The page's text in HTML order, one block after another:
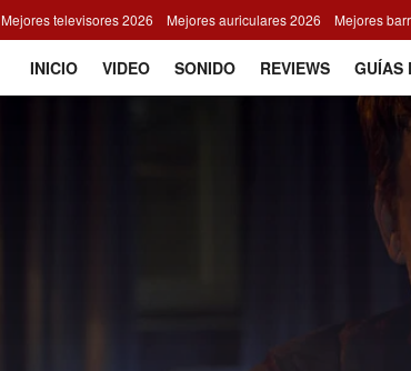
Mejores televisores 2026 Mejores auriculares 2026 Mejores
INICIO VIDEO SONIDO REVIEWS GUÍAS